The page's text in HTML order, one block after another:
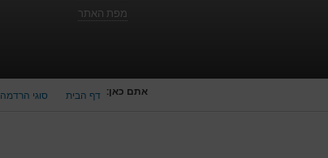
מפת האתר
אתם כאן: דף הבית סוגי הרדמה